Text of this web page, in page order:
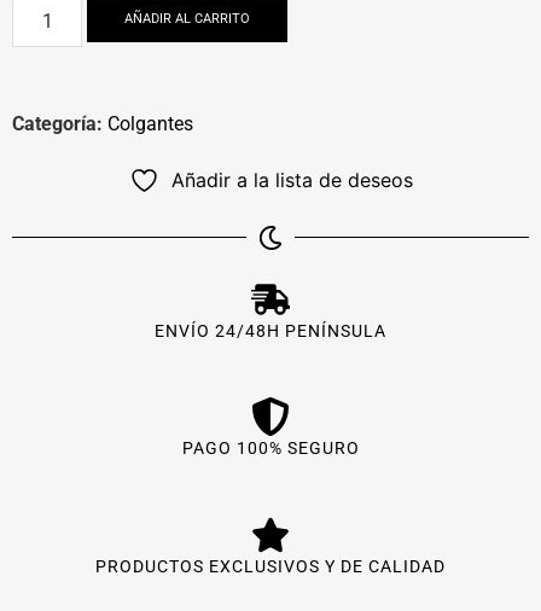
AÑADIR AL CARRITO
Categoría: Colgantes
Añadir a la lista de deseos
ENVÍO 24/48H PENÍNSULA
PAGO 100% SEGURO
PRODUCTOS EXCLUSIVOS Y DE CALIDAD